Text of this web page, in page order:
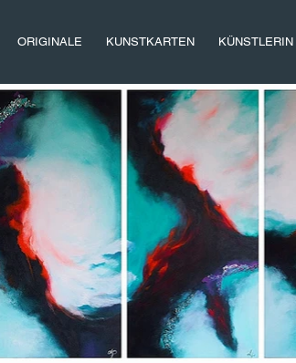
ORIGINALE KUNSTKARTEN KÜNSTLERIN